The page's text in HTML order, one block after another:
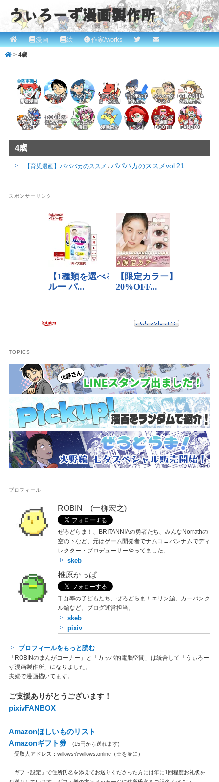
うぃろーず漫画製作所
ROBINとかっぱの漫画スタジオ！ willows.online
メ
イ
メ
イ
ン
コ
ン
テ
ン
ツ
移
サ
ブ
コ
ン
テ
ン
ツ
へ
動
漫画 絵 作家/works
> 4歳
新着漫画
金曜更新！
ぜろどら
ま！
パズドラ
ま！
ぜろどら
ま！おまけ
千分率の子
どもたち
パパバカの
ススメ
BRITANNIA
の勇者たち
みんな
Norrathの
空の下
ROBINの
まんがコー
ナー
かっぱの
漫画
漫画紹介 イラスト
本/グッズ
通販
BOOTH
FANBOX
4歳
【育児漫画】パパバカのススメ /パパバカのススメvol.21
スポンサーリンク
TOPICS
プロフィール
ROBIN (一柳宏之)
ぜろどらま！、BRITANNIAの勇者たち、みんなNorrathの
空の下など。元はゲーム開発者でナムコ→バンナムでディ
レクター・プロデューサーやってました。
skeb
椎原かっぱ
千分率の子どもたち、ぜろどらま！エリン編、カーバンク
ル編など。ブログ運営担当。
skeb
pixiv
プロフィールをもっと読む
「ROBINのまんがコーナー」と「カッパ的電脳空間」は統合して「うぃろー
ず漫画製作所」になりました。
夫婦で漫画描いてます。
ご支援ありがとうございます！
pixivFANBOX
Amazonほしいものリスト
Amazonギフト券
(15円から送れます)
受取人アドレス：willows☆willows.online（☆を＠に）
「ギフト設定」で住所氏名を添えてお送りくださった方には年に1回程度お礼状を